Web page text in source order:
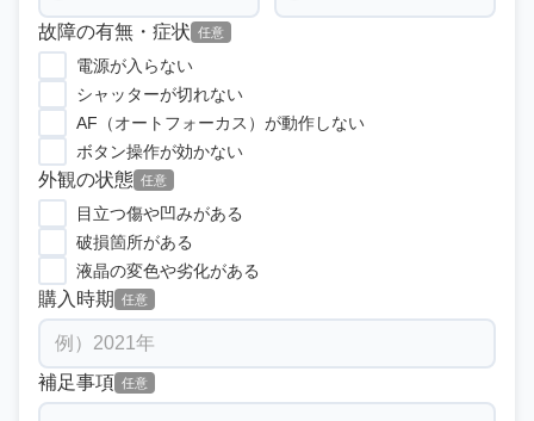
故障の有無・症状 任意
電源が入らない
シャッターが切れない
AF（オートフォーカス）が動作しない
ボタン操作が効かない
外観の状態 任意
目立つ傷や凹みがある
破損箇所がある
液晶の変色や劣化がある
購入時期 任意
補足事項 任意